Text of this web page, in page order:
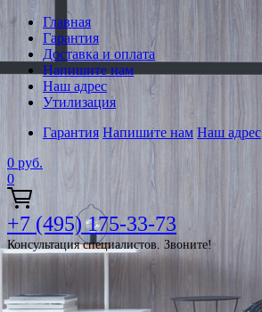
Главная
Гарантия
Доставка и оплата
Напишите нам
Наш адрес
Утилизация
Гарантия Напишите нам Наш адрес
0 руб.
0
+7 (495) 175-33-73
Консультация специалистов. Звоните!